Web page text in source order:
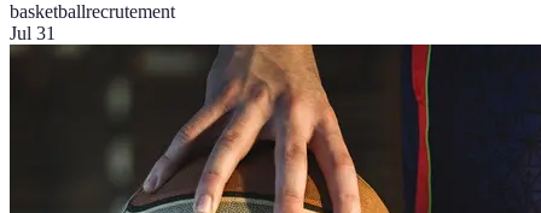
basketballrecrutement
Jul 31